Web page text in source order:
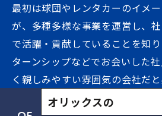
最初は球団やレンタカーのイメ
が、多種多様な事業を運営し、
で活躍・貢献していることを知
ターンシップなどでお会いした
く親しみやすい雰囲気の会社だと
オリックスの